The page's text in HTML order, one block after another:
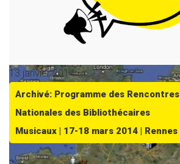
13 janvier 2014
Archivé: Programme des Rencontres
Nationales des Bibliothécaires
Musicaux | 17-18 mars 2014 | Rennes